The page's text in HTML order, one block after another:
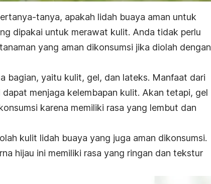
tanya, apakah lidah buaya aman untuk
dipakai untuk merawat kulit. Anda tidak perlu
yang aman dikonsumsi jika diolah dengan
bagian, yaitu kulit, gel, dan lateks. Manfaat dari
menjaga kelembapan kulit. Akan tetapi, gel
karena memiliki rasa yang lembut dan
kulit lidah buaya yang juga aman dikonsumsi.
hijau ini memiliki rasa yang ringan dan tekstur